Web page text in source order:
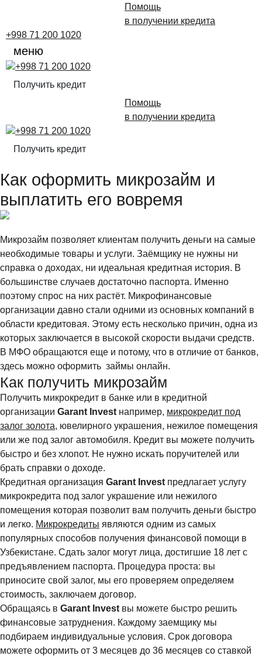
Помощь
в получении кредита
+998 71 200 1020
меню
+998 71 200 1020
Получить кредит
Помощь
в получении кредита
+998 71 200 1020
Получить кредит
Как оформить микрозайм и
выплатить его вовремя
Микрозайм позволяет клиентам получить деньги на самые
необходимые товары и услуги. Заёмщику не нужны ни
справка о доходах, ни идеальная кредитная история. В
большинстве случаев достаточно паспорта. Именно
поэтому спрос на них растёт. Микрофинансовые
организации давно стали одними из основных компаний в
области кредитовая. Этому есть несколько причин, одна из
которых заключается в высокой скорости выдачи средств.
В МФО обращаются еще и потому, что в отличие от банков,
здесь можно оформить займы онлайн.
Как получить микрозайм
Получить микрокредит в банке или в кредитной
организации Garant Invest например, микрокредит под
залог золота, ювелирного украшения, нежилое помещения
или же под залог автомобиля. Кредит вы можете получить
быстро и без хлопот. Не нужно искать поручителей или
брать справки о доходе.
Кредитная организация Garant Invest предлагает услугу
микрокредита под залог украшение или нежилого
помещения которая позволит вам получить деньги быстро
и легко. Микрокредиты являются одним из самых
популярных способов получения финансовой помощи в
Узбекистане. Сдать залог могут лица, достигшие 18 лет с
предъявлением паспорта. Процедура проста: вы
приносите свой залог, мы его проверяем определяем
стоимость, заключаем договор.
Обращаясь в Garant Invest вы можете быстро решить
финансовые затруднения. Каждому заемщику мы
подбираем индивидуальные условия. Срок договора
можете оформить от 3 месяцев до 36 месяцев со ставкой